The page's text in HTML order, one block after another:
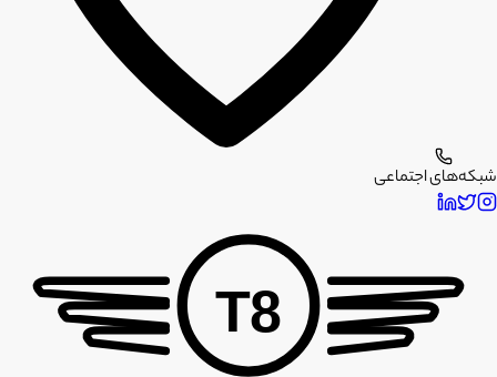
شبکه‌های اجتماعی
T8